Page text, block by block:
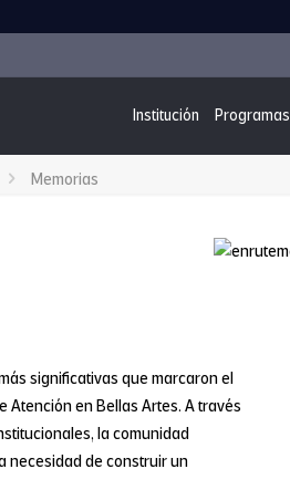
Institución Programas
Memorias
significativas que marcaron el
Atención en Bellas Artes. A través
la comunidad
necesidad de construir un